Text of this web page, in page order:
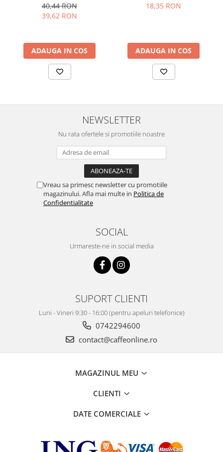
40,44 RON
39,62 RON
ADAUGA IN COS
18,35 RON
ADAUGA IN COS
NEWSLETTER
Nu rata ofertele si promotiile noastre
Vreau sa primesc newsletter cu promotiile
magazinului. Afla mai multe in Politica de
Confidentialitate
SOCIAL
Urmareste-ne in social media
SUPORT CLIENTI
Luni - Vineri 9:30 - 16:00 (pentru apeluri telefonice)
0742294600
contact@caffeonline.ro
MAGAZINUL MEU
CLIENTI
DATE COMERCIALE